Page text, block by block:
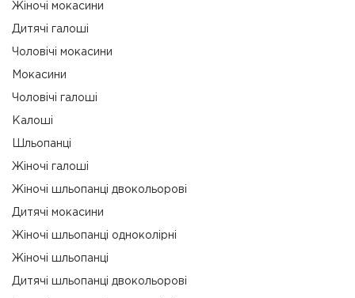
Жіночі мокасини
Дитячі галоші
Чоловічі мокасини
Мокасини
Чоловічі галоші
Калоші
Шльопанці
Жіночі галоші
Жіночі шльопанці двокольорові
Дитячі мокасини
Жіночі шльопанці одноколірні
Жіночі шльопанці
Дитячі шльопанці двокольорові